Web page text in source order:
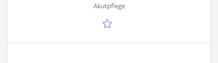
Akutpflege